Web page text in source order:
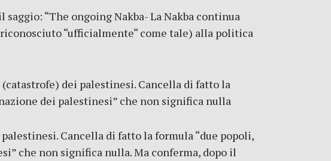
“The ongoing Nakba- La Nakba continua
“ufficialmente“ come tale) alla politica
dei palestinesi. Cancella di fatto la
dei palestinesi” che non significa nulla
Cancella di fatto la formula “due popoli,
che non significa nulla. Ma conferma, dopo il